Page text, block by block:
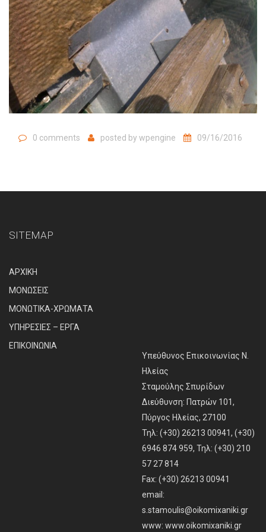
0 comments posted by wpengine 09/16/2016
SITEMAP
ΑΡΧΙΚΗ
ΜΟΝΩΣΕΙΣ
ΜΟΝΩΤΙΚΑ-ΧΡΩΜΑΤΑ
ΥΠΗΡΕΣΙΕΣ – ΕΡΓΑ
ΕΠΙΚΟΙΝΩΝΙΑ
Υπεύθυνος Επικοινωνίας Ν.
Ηλείας
Σταμούλης Σπυρίδων
Διεύθυνση: Πατρών 101,
Πύργος Ηλείας, 27100
Τηλ: (+30) 26213 00941, (+30)
6946 874 959, Τηλ: (+30) 210
57 27 814
Fax: (+30) 26213 00941
email:
s.stamoulis@oikomixaniki.gr
www: www.oikomixaniki.gr